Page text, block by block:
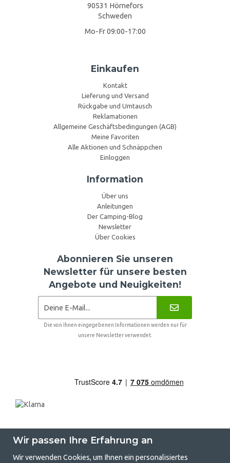
90531 Hörnefors
Schweden
Mo-Fr 09:00-17:00
Einkaufen
Kontakt
Lieferung und Versand
Rückgabe und Umtausch
Reklamationen
Allgemeine Geschäftsbedingungen (AGB)
Meine Favoriten
Alle Aktionen und Schnäppchen
Einloggen
Information
Über uns
Anleitungen
Der Camping-Blog
Newsletter
Über Cookies
Abonnieren Sie unseren
Newsletter für unsere besten
Angebote und Neuigkeiten!
Die von Ihnen eingegebenen Informationen werden nur für
unsere Newsletter verwendet.
Wir passen Ihre Erfahrung an
Wir verwenden Cookies, um Ihnen ein personalisiertes